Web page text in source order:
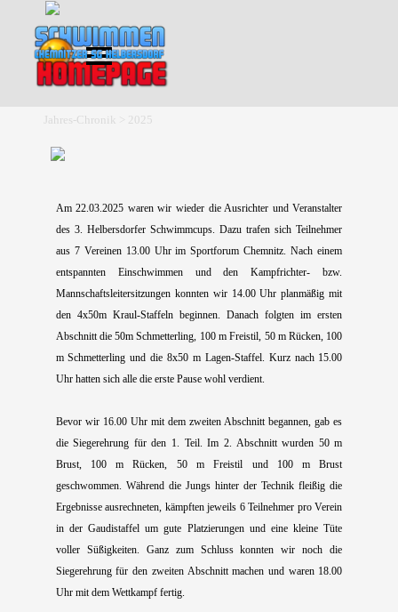
Direkt zum Seiteninhalt
Menü überspringen
Jahres-Chronik > 2025
Am 22.03.2025 waren wir wieder die Ausrichter und Veranstalter
des 3. Helbersdorfer Schwimmcups. Dazu trafen sich Teilnehmer
aus 7 Vereinen 13.00 Uhr im Sportforum Chemnitz. Nach einem
entspannten Einschwimmen und den Kampfrichter- bzw.
Mannschaftsleitersitzungen konnten wir 14.00 Uhr planmäßig mit
den 4x50m Kraul-Staffeln beginnen. Danach folgten im ersten
Abschnitt die 50m Schmetterling, 100 m Freistil, 50 m Rücken, 100
m Schmetterling und die 8x50 m Lagen-Staffel. Kurz nach 15.00
Uhr hatten sich alle die erste Pause wohl verdient.
Bevor wir 16.00 Uhr mit dem zweiten Abschnitt begannen, gab es
die Siegerehrung für den 1. Teil. Im 2. Abschnitt wurden 50 m
Brust, 100 m Rücken, 50 m Freistil und 100 m Brust
geschwommen. Während die Jungs hinter der Technik fleißig die
Ergebnisse ausrechneten, kämpften jeweils 6 Teilnehmer pro Verein
in der Gaudistaffel um gute Platzierungen und eine kleine Tüte
voller Süßigkeiten. Ganz zum Schluss konnten wir noch die
Siegerehrung für den zweiten Abschnitt machen und waren 18.00
Uhr mit dem Wettkampf fertig.